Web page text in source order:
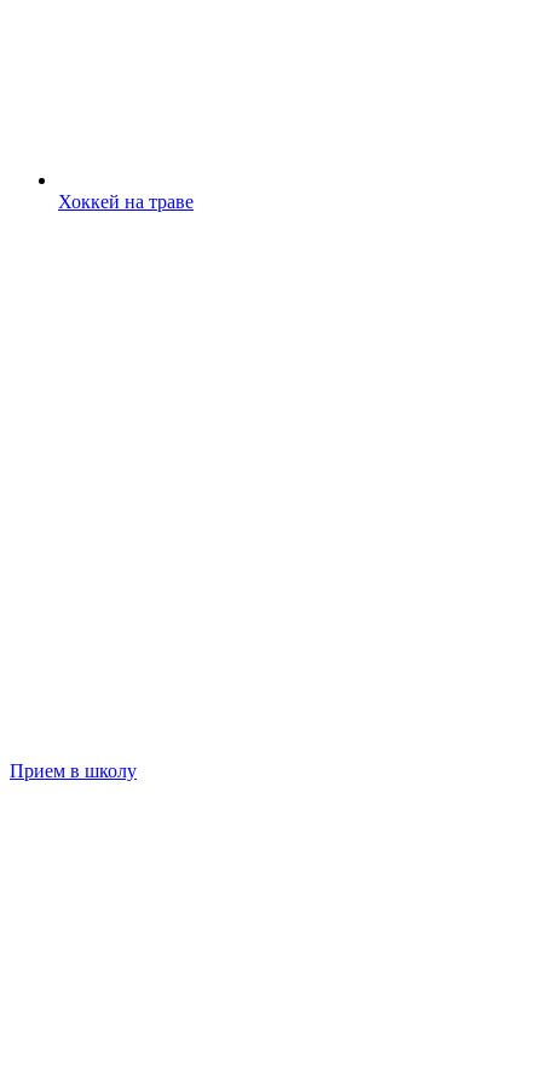
Хоккей на траве
Прием в школу